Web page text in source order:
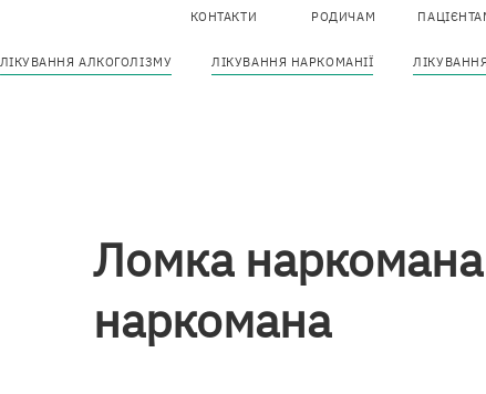
КОНТАКТИ РОДИЧАМ
Основна
ЛІКУВАННЯ АЛКОГОЛІЗМУ ЛІКУВАННЯ НАРКОМАНІЇ
Ломка наркомана
наркомана